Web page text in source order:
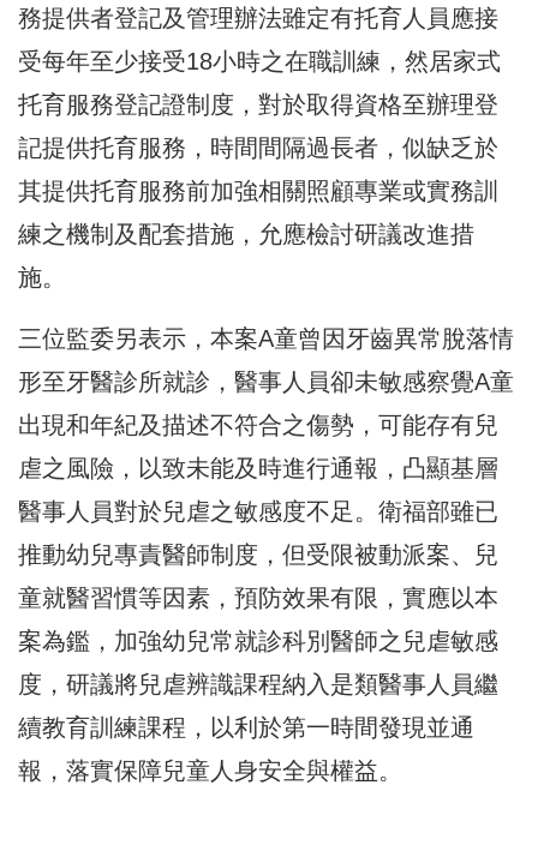
務提供者登記及管理辦法雖定有托育人員應接
受每年至少接受18小時之在職訓練，然居家式
托育服務登記證制度，對於取得資格至辦理登
記提供托育服務，時間間隔過長者，似缺乏於
其提供托育服務前加強相關照顧專業或實務訓
練之機制及配套措施，允應檢討研議改進措
施。
三位監委另表示，本案A童曾因牙齒異常脫落情
形至牙醫診所就診，醫事人員卻未敏感察覺A童
出現和年紀及描述不符合之傷勢，可能存有兒
虐之風險，以致未能及時進行通報，凸顯基層
醫事人員對於兒虐之敏感度不足。衛福部雖已
推動幼兒專責醫師制度，但受限被動派案、兒
童就醫習慣等因素，預防效果有限，實應以本
案為鑑，加強幼兒常就診科別醫師之兒虐敏感
度，研議將兒虐辨識課程納入是類醫事人員繼
續教育訓練課程，以利於第一時間發現並通
報，落實保障兒童人身安全與權益。